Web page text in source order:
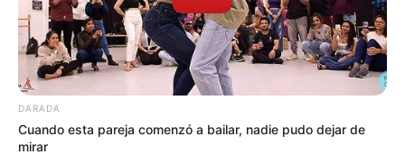
DARADA
Cuando esta pareja comenzó a bailar, nadie pudo dejar de
mirar